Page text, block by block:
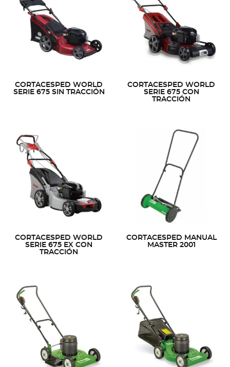
CORTACESPED WORLD
SERIE 675 SIN TRACCIÓN
CORTACESPED WORLD
SERIE 675 CON
TRACCIÓN
CORTACESPED WORLD
SERIE 675 EX CON
TRACCIÓN
CORTACESPED MANUAL
MASTER 2001